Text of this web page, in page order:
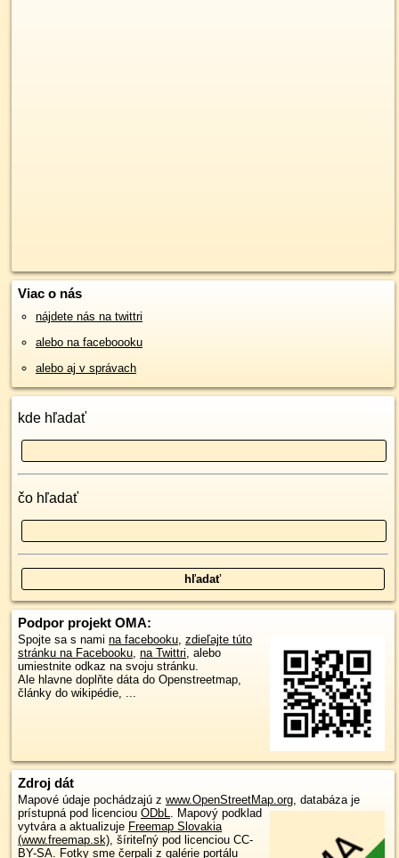
Viac o nás
nájdete nás na twittri
alebo na faceboooku
alebo aj v správach
kde hľadať
čo hľadať
Podpor projekt OMA:
Spojte sa s nami na facebooku, zdieľajte túto
stránku na Facebooku, na Twittri, alebo
umiestnite odkaz na svoju stránku.
Ale hlavne doplňte dáta do Openstreetmap,
články do wikipédie, ...
Zdroj dát
Mapové údaje pochádzajú z www.OpenStreetMap.org, databáza je
prístupná pod licenciou ODbL. Mapový podklad
vytvára a aktualizuje Freemap Slovakia
(www.freemap.sk), šíriteľný pod licenciou CC-
BY-SA. Fotky sme čerpali z galérie portálu